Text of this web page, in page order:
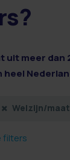
meer
Welzijn/
filters